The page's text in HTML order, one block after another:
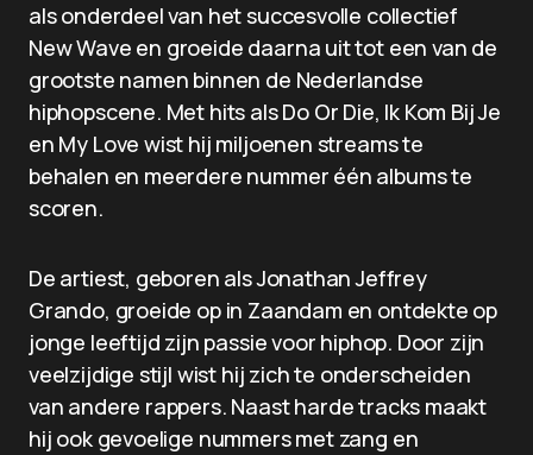
als onderdeel van het succesvolle collectief
New Wave en groeide daarna uit tot een van de
grootste namen binnen de Nederlandse
hiphopscene. Met hits als Do Or Die, Ik Kom Bij Je
en My Love wist hij miljoenen streams te
behalen en meerdere nummer één albums te
scoren.
De artiest, geboren als Jonathan Jeffrey
Grando, groeide op in Zaandam en ontdekte op
jonge leeftijd zijn passie voor hiphop. Door zijn
veelzijdige stijl wist hij zich te onderscheiden
van andere rappers. Naast harde tracks maakt
hij ook gevoelige nummers met zang en